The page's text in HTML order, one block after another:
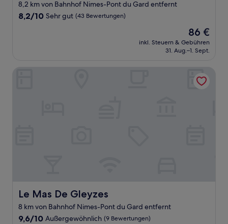
8,2 km von Bahnhof Nimes-Pont du Gard entfernt
8.2
Bewertungen)
8,2/10 Sehr gut (43 Bewertungen)
Der
Preis
beträgt
86 €
inkl. Steuern & Gebühren
31. Aug.–1. Sept.
Le Mas De Gleyzes
Le Mas De Gleyzes
8 km von Bahnhof Nimes-Pont du Gard entfernt
9.6
9,6/10 Außergewöhnlich (9 Bewertungen)